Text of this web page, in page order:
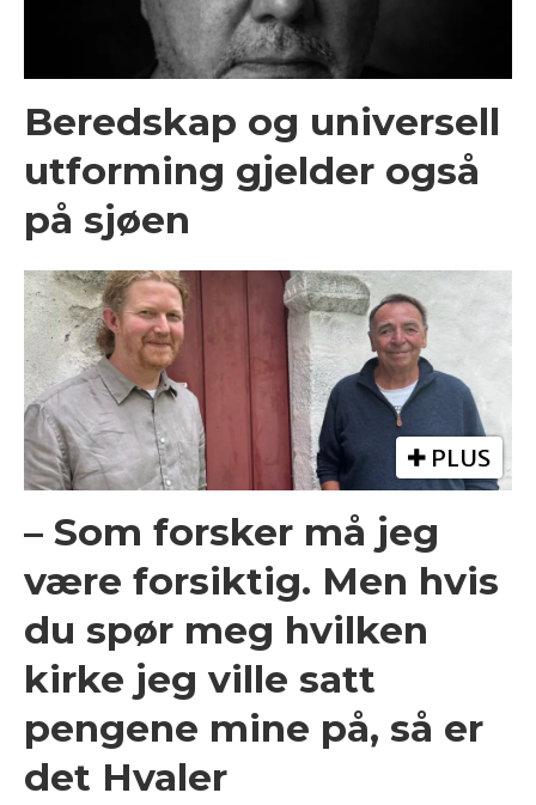
Beredskap og universell
utforming gjelder også
på sjøen
PLUS
– Som forsker må jeg
være forsiktig. Men hvis
du spør meg hvilken
kirke jeg ville satt
pengene mine på, så er
det Hvaler